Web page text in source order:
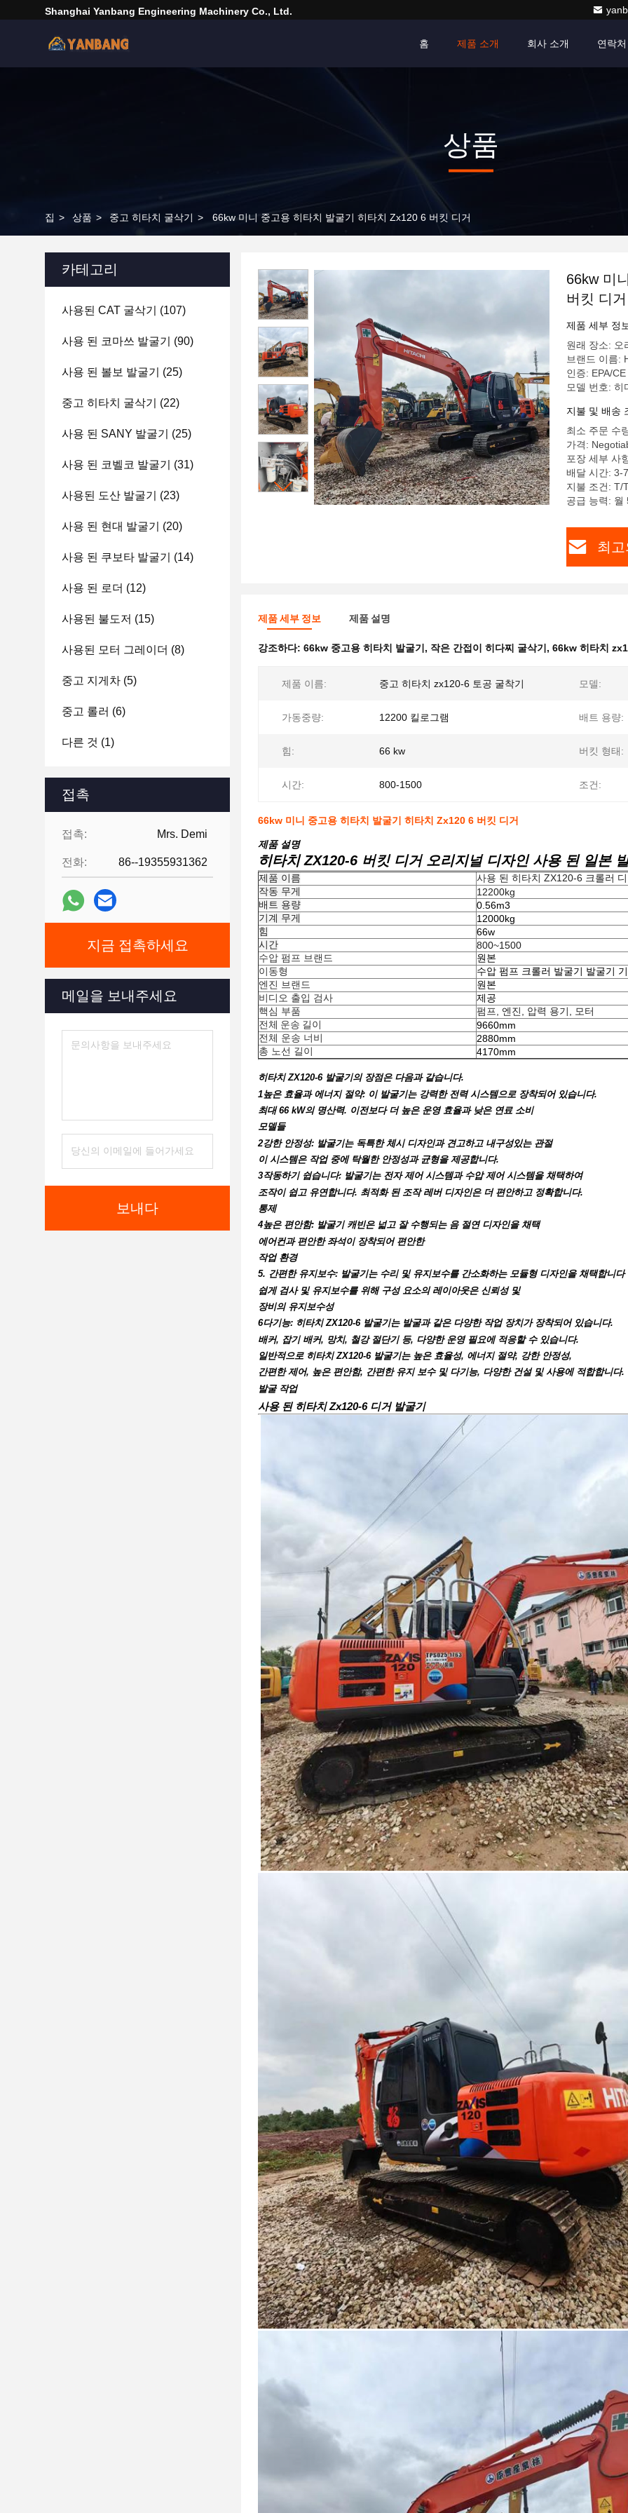
Shanghai Yanbang Engineering Machinery Co., Ltd.
홈 제품 소개 회사 소개 연락처
상품
집 > 상품 > 중고 히타치 굴삭기 > 66kw 미니 중고용 히타치 발굴기 히타치 Zx120 6 버킷 디거
카테고리
사용된 CAT 굴삭기 (107)
사용 된 코마쓰 발굴기 (90)
사용 된 볼보 발굴기 (25)
중고 히타치 굴삭기 (22)
사용 된 SANY 발굴기 (25)
사용 된 코벨코 발굴기 (31)
사용된 도산 발굴기 (23)
사용 된 현대 발굴기 (20)
사용 된 쿠보타 발굴기 (14)
사용 된 로더 (12)
사용된 불도저 (15)
사용된 모터 그레이더 (8)
중고 지게차 (5)
중고 롤러 (6)
다른 것 (1)
접촉
접촉: Mrs. Demi
전화: 86--19355931362
지금 접촉하세요
메일을 보내주세요
보내다
66kw 미
버킷 디거
제품 세부 정
원래 장소: 오
브랜드 이름:
인증: EPA/CE
모델 번호: 히
지불 및 배송
최소 주문 수
가격:
포장 세부 사
배달 시간: 3-
지불 조건: T/
공급 능력: 월
최
제품 세부 정보 제품 설명
강조하다: 66kw 중고용 히타치 발굴기 , 작은 간접이 히다찌 굴삭기 , 66kw 히타치
제품 이름: 중고 히타치 zx120-6 토공 굴착기 모델:
가동중량: 12200 킬로그램 배트 용량:
힘: 66 kw 버킷 형태:
시간: 800-1500 조건:
66kw 미니 중고용 히타치 발굴기 히타치 Zx120 6 버킷 디거
제품 설명
히타치 ZX120-6 버킷 디거 오리지널 디자인 사용 된 일본
제품 이름
사용 된 히타치 ZX120-6 크롤러
작동 무게
12200kg
배트 용량
0.56m3
기계 무게
12000kg
힘
66w
시간
800~1500
수압 펌프 브랜드
원본
이동형
수압 펌프 크롤러 발굴기 발굴기
엔진 브랜드
원본
비디오 출입 검사
제공
핵심 부품
펌프, 엔진, 압력 용기, 모터
전체 운송 길이
9660mm
전체 운송 너비
2880mm
총 노선 길이
4170mm
히타치 ZX120-6 발굴기의 장점은 다음과 같습니다.
1높은 효율과 에너지 절약: 이 발굴기는 강력한 전력 시스템으로 장착되어 있습니다.
최대 66 kW의 명산력. 이전보다 더 높은 운영 효율과 낮은 연료 소비
모델들
2강한 안정성: 발굴기는 독특한 체시 디자인과 견고하고 내구성있는 관절
이 시스템은 작업 중에 탁월한 안정성과 균형을 제공합니다.
3작동하기 쉽습니다: 발굴기는 전자 제어 시스템과 수압 제어 시스템을 채택하여
조작이 쉽고 유연합니다. 최적화 된 조작 레버 디자인은 더 편안하고 정확합니다.
통제
4높은 편안함: 발굴기 캐빈은 넓고 잘 수행되는 음 절연 디자인을 채택
에어컨과 편안한 좌석이 장착되어 편안한
작업 환경
5. 간편한 유지보수: 발굴기는 수리 및 유지보수를 간소화하는 모듈형 디자인을 채택합니다
쉽게 검사 및 유지보수를 위해 구성 요소의 레이아웃은 신뢰성 및
장비의 유지보수성
6다기능: 히타치 ZX120-6 발굴기는 발굴과 같은 다양한 작업 장치가 장착되어 있습니다.
배커, 잡기 배커, 망치, 철강 절단기 등, 다양한 운영 필요에 적응할 수 있습니다.
일반적으로 히타치 ZX120-6 발굴기는 높은 효율성, 에너지 절약, 강한 안정성,
간편한 제어, 높은 편안함, 간편한 유지 보수 및 다기능, 다양한 건설 및 사용에 적합합니다.
발굴 작업
사용 된 히타치 Zx120-6 디거 발굴기